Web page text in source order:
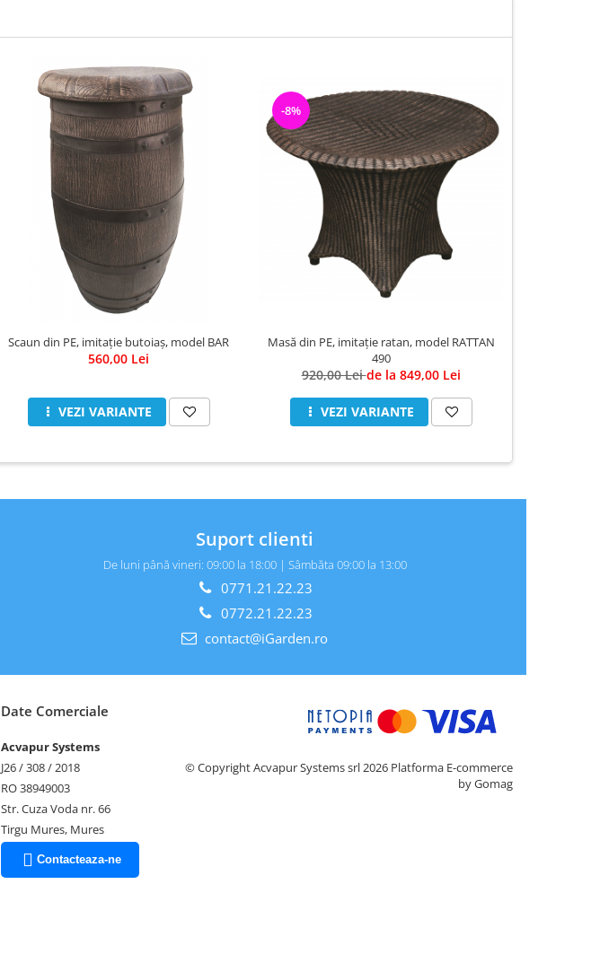
Scaun din PE, imitație butoiaș, model BAR
560,00 Lei
VEZI VARIANTE
-8%
Masă din PE, imitație ratan, model RATTAN
490
920,00 Leide la 849,00 Lei
VEZI VARIANTE
Suport clienti
De luni până vineri: 09:00 la 18:00 | Sâmbăta 09:00 la 13:00
0771.21.22.23
0772.21.22.23
contact@iGarden.ro
Date Comerciale
Acvapur Systems
J26 / 308 / 2018
RO 38949003
Str. Cuza Voda nr. 66
Tirgu Mures, Mures
Contacteaza-ne
© Copyright Acvapur Systems srl 2026 Platforma E-commerce
by Gomag